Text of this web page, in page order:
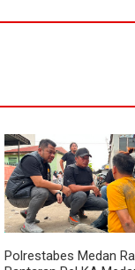
Polrestabes Medan